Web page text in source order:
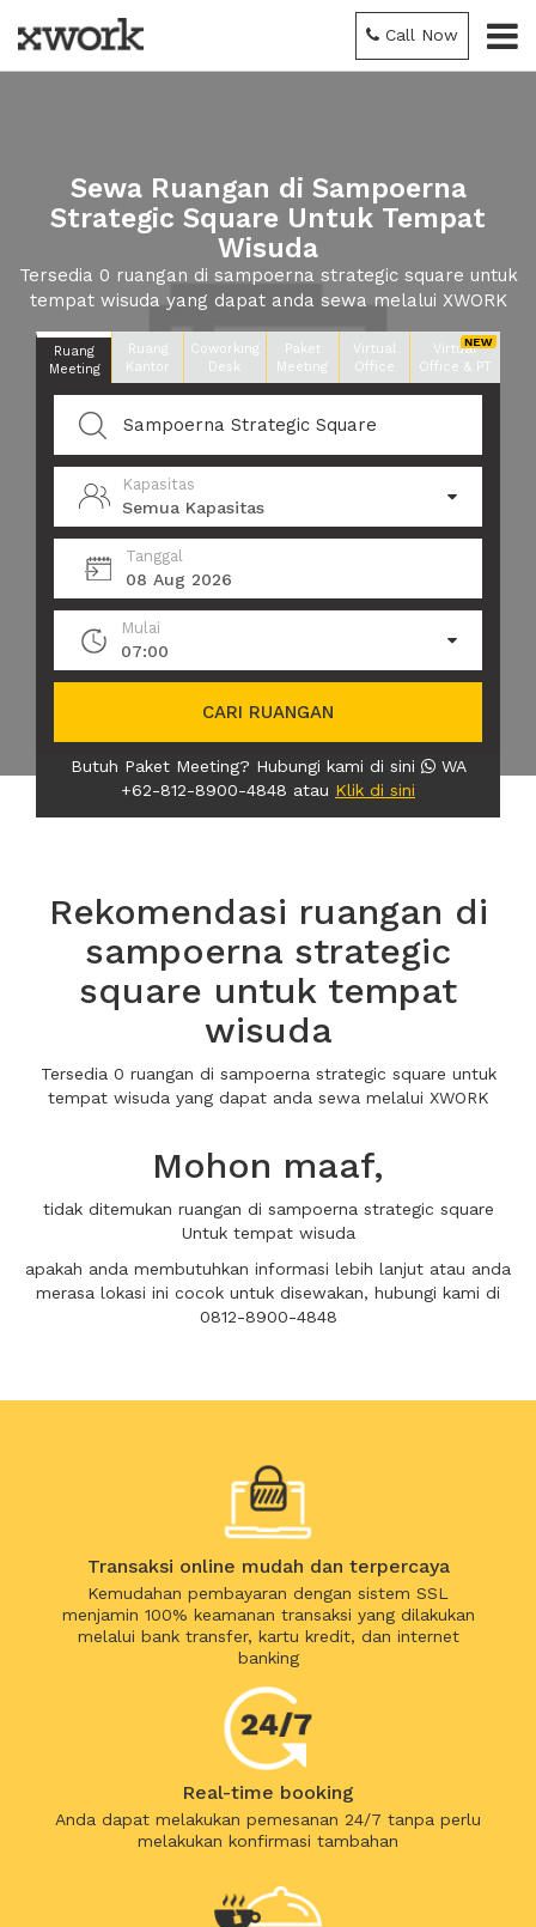
Call Now
Sewa Ruangan di Sampoerna
Strategic Square Untuk Tempat
Wisuda
Tersedia 0 ruangan di sampoerna strategic square untuk
tempat wisuda yang dapat anda sewa melalui XWORK
Ruang
Meeting
Ruang
Kantor
Coworking
Desk
Paket
Meeting
Virtual
Office
Virtual
Office & PT
Kapasitas
Semua Kapasitas
Tanggal
08 Aug 2026
Mulai
07:00
CARI RUANGAN
Butuh Paket Meeting? Hubungi kami di sini
WA
+62-812-8900-4848 atau Klik di sini
Rekomendasi ruangan di
sampoerna strategic
square untuk tempat
wisuda
Tersedia 0 ruangan di sampoerna strategic square untuk
tempat wisuda yang dapat anda sewa melalui XWORK
Mohon maaf,
tidak ditemukan ruangan di sampoerna strategic square
Untuk tempat wisuda
apakah anda membutuhkan informasi lebih lanjut atau anda
merasa lokasi ini cocok untuk disewakan, hubungi kami di
0812-8900-4848
Transaksi online mudah dan terpercaya
Kemudahan pembayaran dengan sistem SSL
menjamin 100% keamanan transaksi yang dilakukan
melalui bank transfer, kartu kredit, dan internet
banking
Real-time booking
Anda dapat melakukan pemesanan 24/7 tanpa perlu
melakukan konfirmasi tambahan